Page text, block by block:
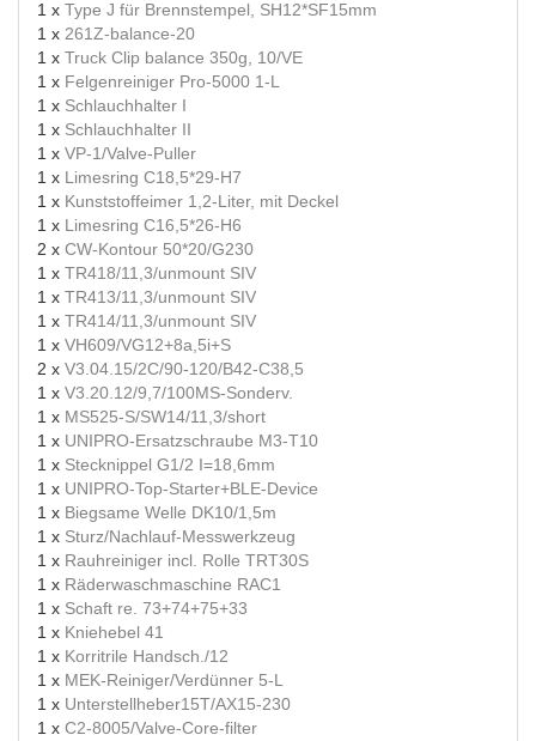
1 x Type J für Brennstempel, SH12*SF15mm
1 x 261Z-balance-20
1 x Truck Clip balance 350g, 10/VE
1 x Felgenreiniger Pro-5000 1-L
1 x Schlauchhalter I
1 x Schlauchhalter II
1 x VP-1/Valve-Puller
1 x Limesring C18,5*29-H7
1 x Kunststoffeimer 1,2-Liter, mit Deckel
1 x Limesring C16,5*26-H6
2 x CW-Kontour 50*20/G230
1 x TR418/11,3/unmount SIV
1 x TR413/11,3/unmount SIV
1 x TR414/11,3/unmount SIV
1 x VH609/VG12+8a,5i+S
2 x V3.04.15/2C/90-120/B42-C38,5
1 x V3.20.12/9,7/100MS-Sonderv.
1 x MS525-S/SW14/11,3/short
1 x UNIPRO-Ersatzschraube M3-T10
1 x Stecknippel G1/2 I=18,6mm
1 x UNIPRO-Top-Starter+BLE-Device
1 x Biegsame Welle DK10/1,5m
1 x Sturz/Nachlauf-Messwerkzeug
1 x Rauhreiniger incl. Rolle TRT30S
1 x Räderwaschmaschine RAC1
1 x Schaft re. 73+74+75+33
1 x Kniehebel 41
1 x Korritrile Handsch./12
1 x MEK-Reiniger/Verdünner 5-L
1 x Unterstellheber15T/AX15-230
1 x C2-8005/Valve-Core-filter